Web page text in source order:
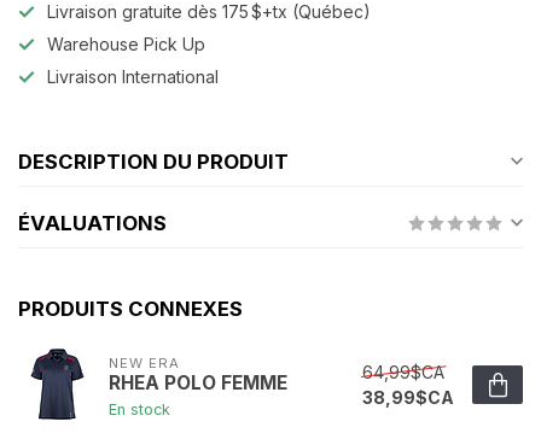
Livraison gratuite dès 175 $+tx (Québec)
Warehouse Pick Up
Livraison International
DESCRIPTION DU PRODUIT
ÉVALUATIONS
PRODUITS CONNEXES
NEW ERA
RHEA POLO FEMME
En stock
64,99$CA
38,99$CA